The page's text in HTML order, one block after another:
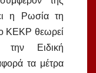
η Ρωσία τη
ΚΕΚΡ θεωρεί
την Ειδική
τα μέτρα